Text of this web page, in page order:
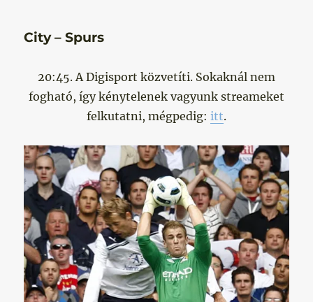
City – Spurs
20:45. A Digisport közvetíti. Sokaknál nem
fogható, így kénytelenek vagyunk streameket
felkutatni, mégpedig: itt.